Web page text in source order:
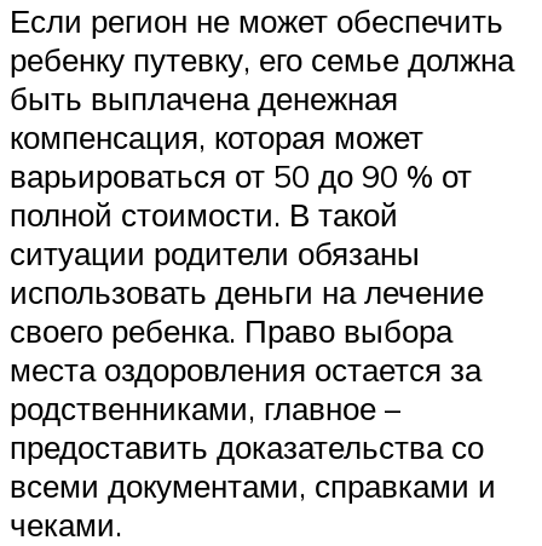
Если регион не может обеспечить
ребенку путевку, его семье должна
быть выплачена денежная
компенсация, которая может
варьироваться от 50 до 90 % от
полной стоимости. В такой
ситуации родители обязаны
использовать деньги на лечение
своего ребенка. Право выбора
места оздоровления остается за
родственниками, главное –
предоставить доказательства со
всеми документами, справками и
чеками.